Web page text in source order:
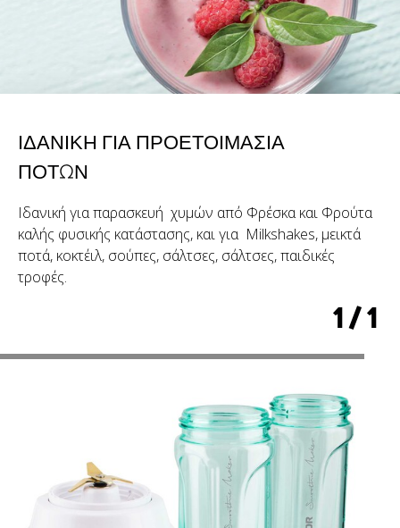
1 /1
ΙΔΑΝΙΚΉ ΓΙΑ ΠΡΟΕΤΟΙΜΑΣΊΑ
ΠΟΤΏΝ
Ιδανική για παρασκευή χυμών από Φρέσκα και Φρούτα
καλής φυσικής κατάστασης, και για Milkshakes, μεικτά
ποτά, κοκτέιλ, σούπες, σάλτσες, σάλτσες, παιδικές
τροφές.